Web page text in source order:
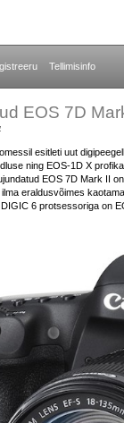
Tellimisinfo
EOS 7D
esitleti uut
ning EOS-1D X
EOS 7D Mark II
eraldusvõimes
6 protsessoriga on